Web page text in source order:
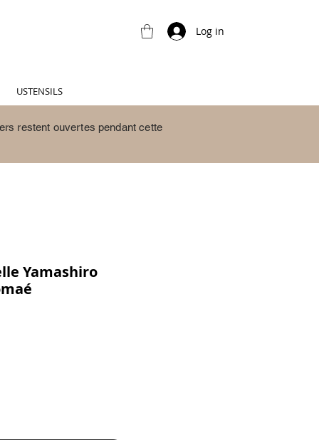
Log in
USTENSILS
restent ouvertes pendant cette
Yamashiro